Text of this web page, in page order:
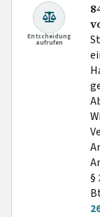
Entscheidung
aufrufen
§